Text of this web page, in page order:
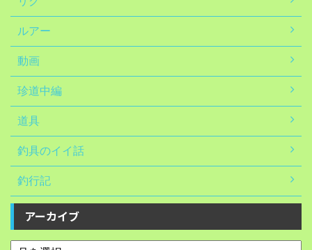
ルアー
動画
珍道中編
道具
釣具のイイ話
釣行記
アーカイブ